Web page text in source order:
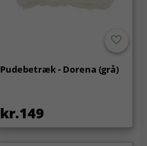
Pudebetræk - Dorena (grå)
kr.149